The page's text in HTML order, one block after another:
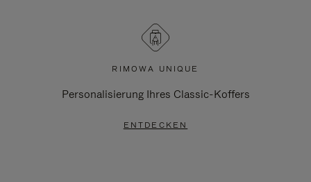
RIMOWA UNIQUE
Personalisierung Ihres Classic-Koffers
ENTDECKEN